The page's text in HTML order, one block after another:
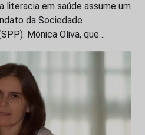
literacia em saúde assume um
da Sociedade
Mónica Oliva, que…